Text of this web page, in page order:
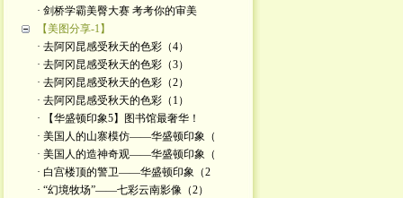
· 剑桥学霸美臀大赛 考考你的审美
【美图分享-1】
· 去阿冈昆感受秋天的色彩（4）
· 去阿冈昆感受秋天的色彩（3）
· 去阿冈昆感受秋天的色彩（2）
· 去阿冈昆感受秋天的色彩（1）
· 【华盛顿印象5】图书馆最奢华！
· 美国人的山寨模仿——华盛顿印象（
· 美国人的造神奇观——华盛顿印象（
· 白宫楼顶的警卫——华盛顿印象（2
· “幻境牧场”——七彩云南影像（2）